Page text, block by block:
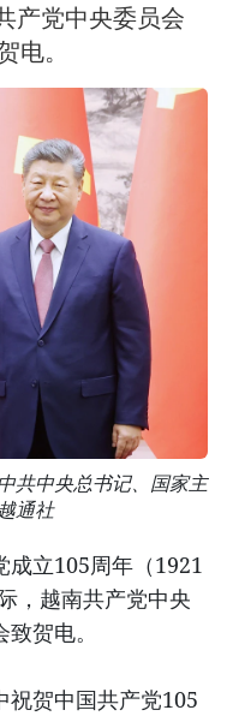
产党中央委员会
电。
共中央总书记、国家主
通社
立105周年（1921
，越南共产党中央
贺电。
祝贺中国共产党105